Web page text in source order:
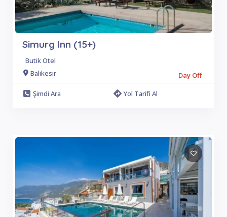
Simurg Inn (15+)
Butik Otel
Balıkesir
Day Off
Şimdi Ara
Yol Tarifi Al